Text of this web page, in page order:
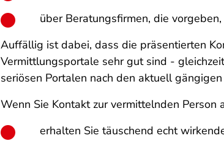
über Beratungsfirmen, die
Auffällig ist dabei, dass die präsentierten
Vermittlungsportale sehr gut sind -
seriösen Portalen nach den aktuell
Wenn Sie Kontakt zur vermittelnden Person
erhalten Sie täuschend echt